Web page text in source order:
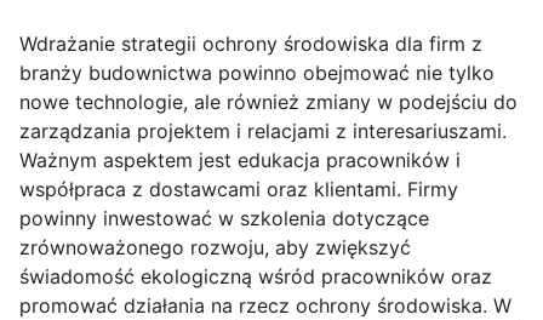
Wdrażanie strategii ochrony środowiska dla firm z
branży budownictwa powinno obejmować nie tylko
nowe technologie, ale również zmiany w podejściu do
zarządzania projektem i relacjami z interesariuszami.
Ważnym aspektem jest edukacja pracowników i
współpraca z dostawcami oraz klientami. Firmy
powinny inwestować w szkolenia dotyczące
zrównoważonego rozwoju, aby zwiększyć
świadomość ekologiczną wśród pracowników oraz
promować działania na rzecz ochrony środowiska. W